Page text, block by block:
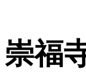
崇福